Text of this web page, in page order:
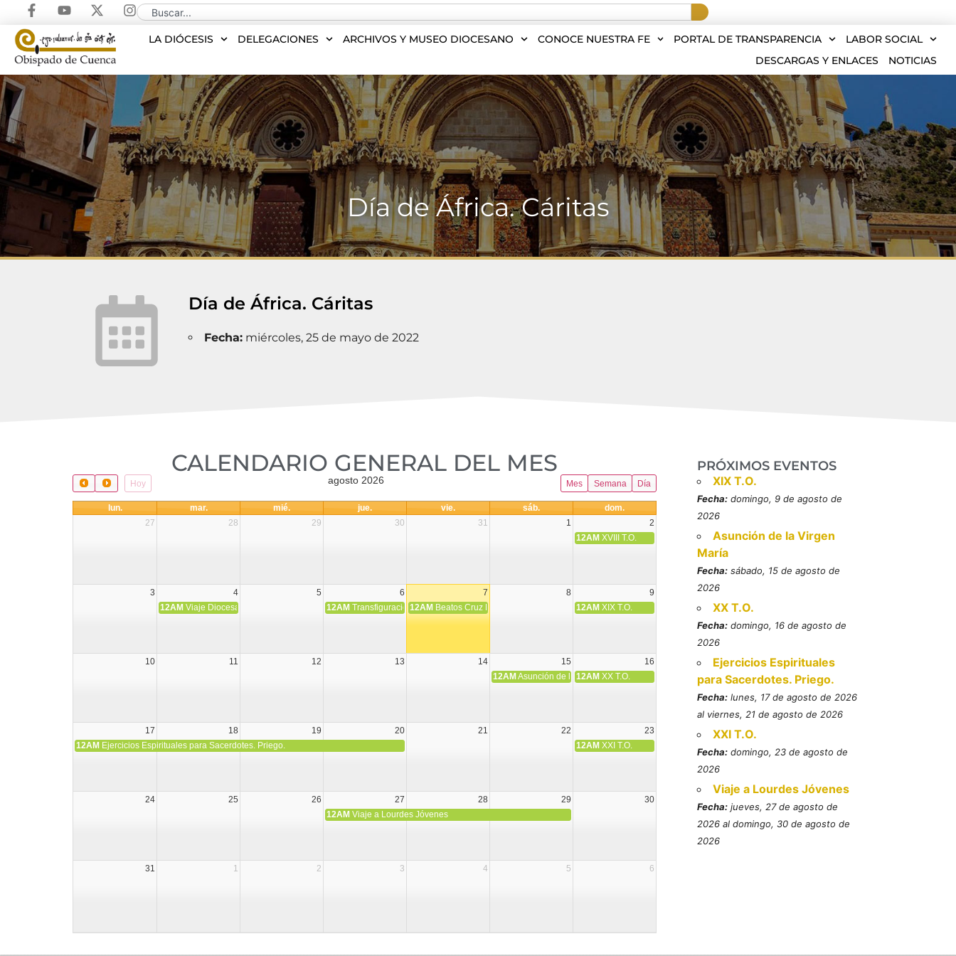
LA DIÓCESIS DELEGACIONES ARCHIVOS Y MUSEO DIOCESANO CONOCE NUESTRA FE PORTAL DE TRANSPARENCIA
LABOR SOCIAL
DESCARGAS Y ENLACES
NOTICIAS
Día de África. Cáritas
Día de África. Cáritas
Fecha:miércoles, 25 de mayo de 2022
CALENDARIO GENERAL DEL MES​
Hoy Mes Semana Día
agosto 2026
lun. mar. mié. jue. vie. sáb.
dom.
27
28 29 30 31 1
2
12AM XVIII T.O.
3 4 5 6 7 8
9
12AM Viaje Diocesano a Japón. 12AM Transfiguración del Señor
12AM Beatos Cruz Laplana, obispo, y Fernando Español, presbítero, mártires (MO)
12AM XIX T.O.
10 11 12 13 14 15
16
12AM Asunción de la Virgen María
12AM XX T.O.
17 18 19 20 21 22
23
12AM Ejercicios Espirituales para Sacerdotes. Priego. 12AM XXI T.O.
24 25 26 27 28 29
30
12AM Viaje a Lourdes Jóvenes
31 1 2 3 4 5 6
PRÓXIMOS EVENTOS
XIX T.O.
Fecha: domingo, 9 de agosto de
2026
Asunción de la Virgen
María
Fecha: sábado, 15 de agosto de
2026
XX T.O.
Fecha: domingo, 16 de agosto de
2026
Ejercicios Espirituales
para Sacerdotes. Priego.
Fecha: lunes, 17 de agosto de 2026
al viernes, 21 de agosto de 2026
XXI T.O.
Fecha: domingo, 23 de agosto de
2026
Viaje a Lourdes Jóvenes
Fecha: jueves, 27 de agosto de
2026 al domingo, 30 de agosto de
2026